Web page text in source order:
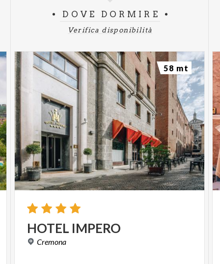
DOVE DORMIRE
Verifica disponibilità
HOTEL IMPERO
Cremona
58 mt